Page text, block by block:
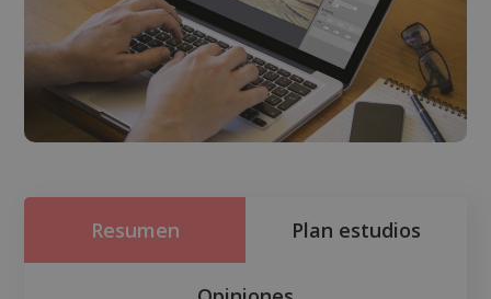
Resumen Plan estudios